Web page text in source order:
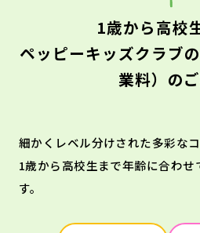
1歳から高校
ペッピーキッズクラブ
業料）の
細かくレベル分けされた多彩なコ
1歳から高校生まで年齢に合わ
す。